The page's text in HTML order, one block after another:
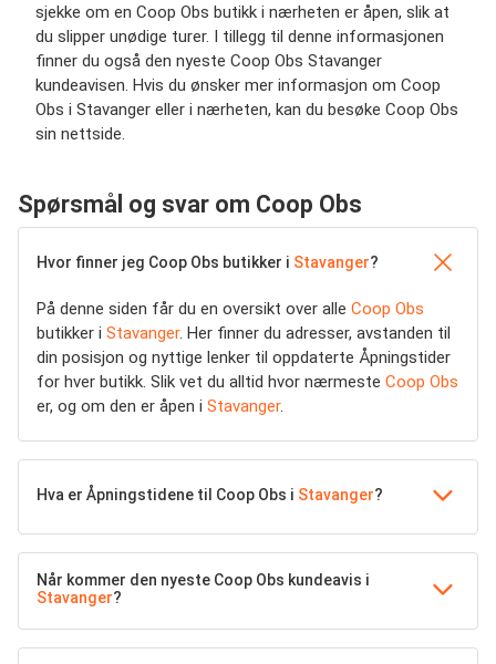
sjekke om en Coop Obs butikk i nærheten er åpen, slik at
du slipper unødige turer. I tillegg til denne informasjonen
finner du også den nyeste Coop Obs Stavanger
kundeavisen. Hvis du ønsker mer informasjon om Coop
Obs i Stavanger eller i nærheten, kan du besøke Coop Obs
sin nettside.
Spørsmål og svar om Coop Obs
Hvor finner jeg Coop Obs butikker i Stavanger?
På denne siden får du en oversikt over alle Coop Obs
butikker i Stavanger. Her finner du adresser, avstanden til
din posisjon og nyttige lenker til oppdaterte Åpningstider
for hver butikk. Slik vet du alltid hvor nærmeste Coop Obs
er, og om den er åpen i Stavanger.
Hva er Åpningstidene til Coop Obs i Stavanger?
Når kommer den nyeste Coop Obs kundeavis i
Stavanger?